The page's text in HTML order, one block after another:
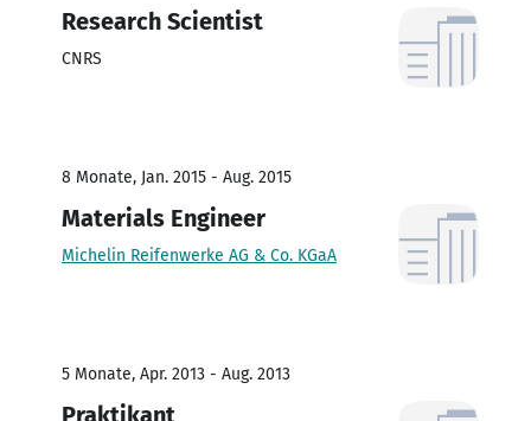
Research Scientist
CNRS
8 Monate, Jan. 2015 - Aug. 2015
Materials Engineer
Michelin Reifenwerke AG & Co. KGaA
5 Monate, Apr. 2013 - Aug. 2013
Praktikant